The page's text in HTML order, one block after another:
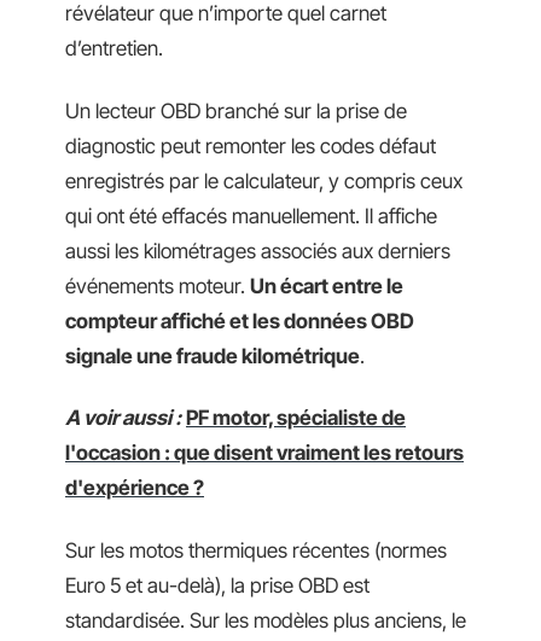
révélateur que n’importe quel carnet
d’entretien.
Un lecteur OBD branché sur la prise de
diagnostic peut remonter les codes défaut
enregistrés par le calculateur, y compris ceux
qui ont été effacés manuellement. Il affiche
aussi les kilométrages associés aux derniers
événements moteur. Un écart entre le
compteur affiché et les données OBD
signale une fraude kilométrique.
A voir aussi : PF motor, spécialiste de
l'occasion : que disent vraiment les retours
d'expérience ?
Sur les motos thermiques récentes (normes
Euro 5 et au-delà), la prise OBD est
standardisée. Sur les modèles plus anciens, le